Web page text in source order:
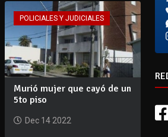
POLICIALES Y JUDICIALES
Murió mujer que cayó de un
5to piso
Dec 14 2022